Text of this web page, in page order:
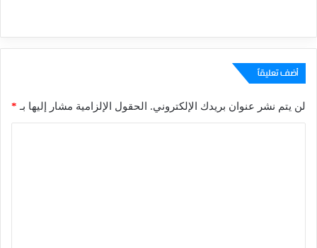
أضف تعليقاً
لن يتم نشر عنوان بريدك الإلكتروني. الحقول الإلزامية مشار إليها بـ *